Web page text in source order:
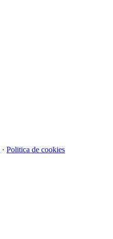
· Politica de cookies